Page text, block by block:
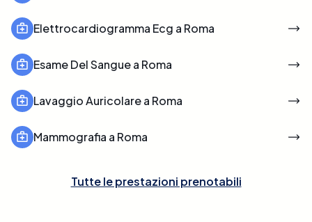
Elettrocardiogramma Ecg a Roma
Esame Del Sangue a Roma
Lavaggio Auricolare a Roma
Mammografia a Roma
Tutte le prestazioni prenotabili